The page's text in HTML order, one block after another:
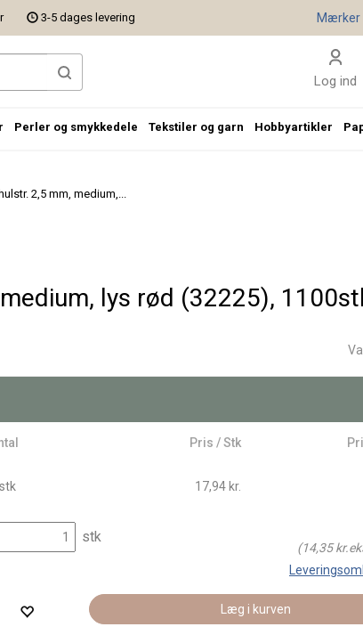
2,5 mm, medium,...
lys rød (32225),
Pris / Stk
17,94 kr.
stk
(14,35
Læg i kurven
3-5 dages levering Mærker
Log ind
Perler og smykkedele Tekstiler og garn Hobbyartikler